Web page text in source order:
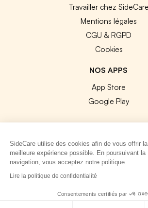
Travailler chez SideCare
Mentions légales
CGU & RGPD
Cookies
NOS APPS
App Store
Google Play
© 2026 SideCare. Tous droits
SideCare utilise des cookies afin de vous offrir la
meilleure expérience possible. En poursuivant la
navigation, vous acceptez notre politique.
Lire la politique de confidentialité
Consentements certifiés par